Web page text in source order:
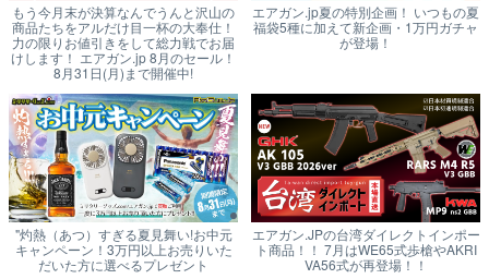
もう今月末が決算なんでうんと沢山の
商品たちをアルだけ目一杯の大奉仕！
力の限りお値引きをして総力戦でお届
けします！ エアガン.jp 8月のセール！
8月31日(月)まで開催中!
エアガン.jp夏の特別企画！ いつもの夏
福袋5種に加えて新企画・1万円ガチャ
が登場！
"灼熱（あつ）すぎる夏見舞い!お中元
キャンペーン！3万円以上お売りいた
だいた方に選べるプレゼント
エアガン.JPの台湾ダイレクトインポー
ト商品！！ 7月はWE65式歩槍やAKRI
VA56式が再登場！！